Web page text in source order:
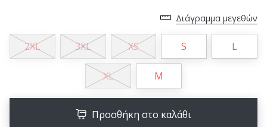
11. 8. 2022
9 λεπτά ανάγνωσης
Weplayvolleyball
Πρόγραμμα
Διάγραμμα μεγεθών
2XL 3XL XS S L
XL M
Προσθήκη στο καλάθι